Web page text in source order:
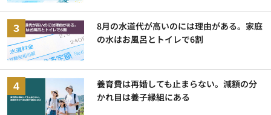
8月の水道代が高いのには理由がある。家庭
の水はお風呂とトイレで6割
養育費は再婚しても止まらない。減額の分
かれ目は養子縁組にある